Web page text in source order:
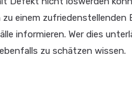
einem zufriedenstellenden
informieren. Wer dies
zu schätzen wissen.